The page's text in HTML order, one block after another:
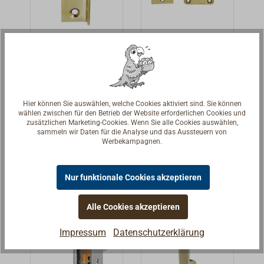
passende
Artikel).
Schloss sowohl
für DIN rechts
als auch für DIN
Schlossnuss für
Vierkant: 7 mm.
Ein
muss separat
bestellt werden.
zylinder
mm, Länge 20
mm.
Durchschließschl
oss.Ausführung
Messing poliert
oder verchromt.
Ab13,90 € *
Details
Kastenfalle,
einfach, mit
Falle ist nicht
umlegbar.Oberfl
äche Messing
poliert oder
verchromt.Durch
eine beigefügte
Reduzierhülse
(Vierkantadapter
) können die
Yacht-Drücker"
Ab11,00 € *
Details
Hier können Sie auswählen, welche Cookies aktiviert sind. Sie können
wählen zwischen für den Betrieb der Website erforderlichen Cookies und
zusätzlichen Marketing-Cookies. Wenn Sie alle Cookies auswählen,
sammeln wir Daten für die Analyse und das Aussteuern von
Werbekampagnen.
Nur funktionale Cookies akzeptieren
Alle Cookies akzeptieren
Impressum Datenschutzerklärung